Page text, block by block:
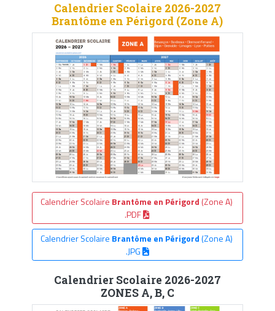
Calendrier Scolaire 2026-2027
Brantôme en Périgord (Zone A)
Calendrier Scolaire Brantôme en Périgord (Zone A)
.PDF
Calendrier Scolaire Brantôme en Périgord(Zone A)
.JPG
Calendrier Scolaire 2026-2027
ZONES A, B, C